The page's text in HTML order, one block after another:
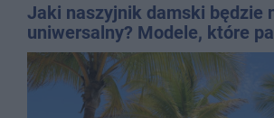
Jaki naszyjnik damski będzie
uniwersalny? Modele, które
wielu stylizacji